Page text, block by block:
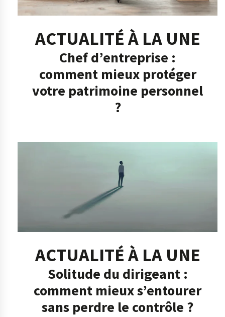
ACTUALITÉ À LA UNE
Chef d’entreprise :
comment mieux protéger
votre patrimoine personnel
?
ACTUALITÉ À LA UNE
Solitude du dirigeant :
comment mieux s’entourer
sans perdre le contrôle ?